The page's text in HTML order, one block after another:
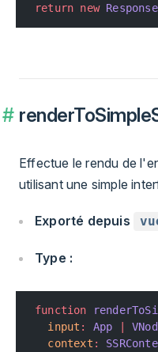
return new Response
Effectue le rendu de
utilisant une simple
Exporté depuis
Type :
function
  input
: App |
  context
: